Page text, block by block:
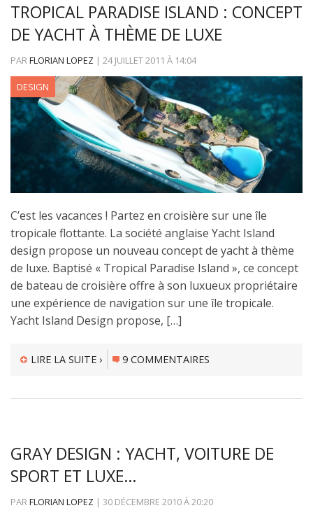
TROPICAL PARADISE ISLAND : CONCEPT
DE YACHT À THÈME DE LUXE
PARFLORIAN LOPEZ | 24 JUILLET 2011 À 14:04
DESIGN
C’est les vacances ! Partez en croisière sur une île
tropicale flottante. La société anglaise Yacht Island
design propose un nouveau concept de yacht à thème
de luxe. Baptisé « Tropical Paradise Island », ce concept
de bateau de croisière offre à son luxueux propriétaire
une expérience de navigation sur une île tropicale.
Yacht Island Design propose, […]
LIRE LA SUITE › 9 COMMENTAIRES
GRAY DESIGN : YACHT, VOITURE DE
SPORT ET LUXE…
PAR FLORIAN LOPEZ | 30 DÉCEMBRE 2010À 20:20